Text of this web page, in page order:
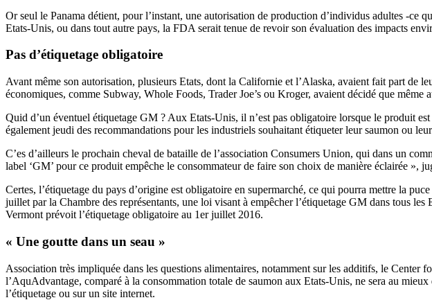
Or seul le Panama détient, pour l’instant, une autorisation de production d’individus adultes -ce
Etats-Unis, ou dans tout autre pays, la FDA serait tenue de revoir son évaluation des impacts
Pas d’étiquetage obligatoire
Avant même son autorisation, plusieurs Etats, dont la Californie et l’Alaska, avaient fait part de
économiques, comme Subway, Whole Foods, Trader Joe’s ou Kroger, avaient décidé que
Quid d’un éventuel étiquetage GM ? Aux Etats-Unis, il n’est pas obligatoire lorsque le produit
également jeudi des recommandations pour les industriels souhaitant étiqueter leur saumon ou
C’es d’ailleurs le prochain cheval de bataille de l’association Consumers Union, qui dans un
label ‘GM’ pour ce produit empêche le consommateur de faire son choix de manière éclairée »,
Certes, l’étiquetage du pays d’origine est obligatoire en supermarché, ce qui pourra mettre la
juillet par la Chambre des représentants, une loi visant à empêcher l’étiquetage GM dans tous
Vermont prévoit l’étiquetage obligatoire au 1er juillet 2016.
« Une goutte dans un seau »
Association très impliquée dans les questions alimentaires, notamment sur les additifs, le
l’AquAdvantage, comparé à la consommation totale de saumon aux Etats-Unis, ne sera au
l’étiquetage ou sur un site internet.